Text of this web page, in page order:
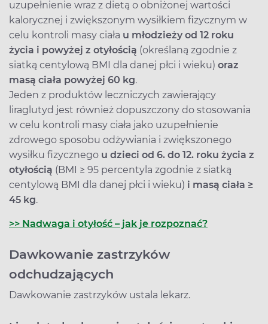
uzupełnienie wraz z dietą o obniżonej wartości
kalorycznej i zwiększonym wysiłkiem fizycznym w
celu kontroli masy ciała u młodzieży od 12 roku
życia i powyżej z otyłością (określaną zgodnie z
siatką centylową BMI dla danej płci i wieku) oraz
masą ciała powyżej 60 kg.
Jeden z produktów leczniczych zawierający
liraglutyd jest również dopuszczony do stosowania
w celu kontroli masy ciała jako uzupełnienie
zdrowego sposobu odżywiania i zwiększonego
wysiłku fizycznego u dzieci od 6. do 12. roku życia z
otyłością (BMI ≥ 95 percentyla zgodnie z siatką
centylową BMI dla danej płci i wieku) i masą ciała ≥
45 kg.
>> Nadwaga i otyłość – jak je rozpoznać?
Dawkowanie zastrzyków
odchudzających
Dawkowanie zastrzyków ustala lekarz.